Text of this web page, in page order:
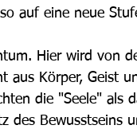
auf eine neue
Hier wird von
aus Körper, Geist
die "Seele" als
des Bewusstseins